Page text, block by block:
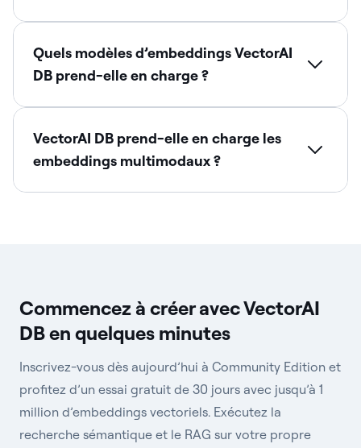
Quels modèles d’embeddings VectorAI
DB prend-elle en charge ?
VectorAI DB prend-elle en charge les
embeddings multimodaux ?
Commencez à créer avec VectorAI
DB en quelques minutes
Inscrivez-vous dès aujourd’hui à Community Edition et
profitez d’un essai gratuit de 30 jours avec jusqu’à 1
million d’embeddings vectoriels. Exécutez la
recherche sémantique et le RAG sur votre propre